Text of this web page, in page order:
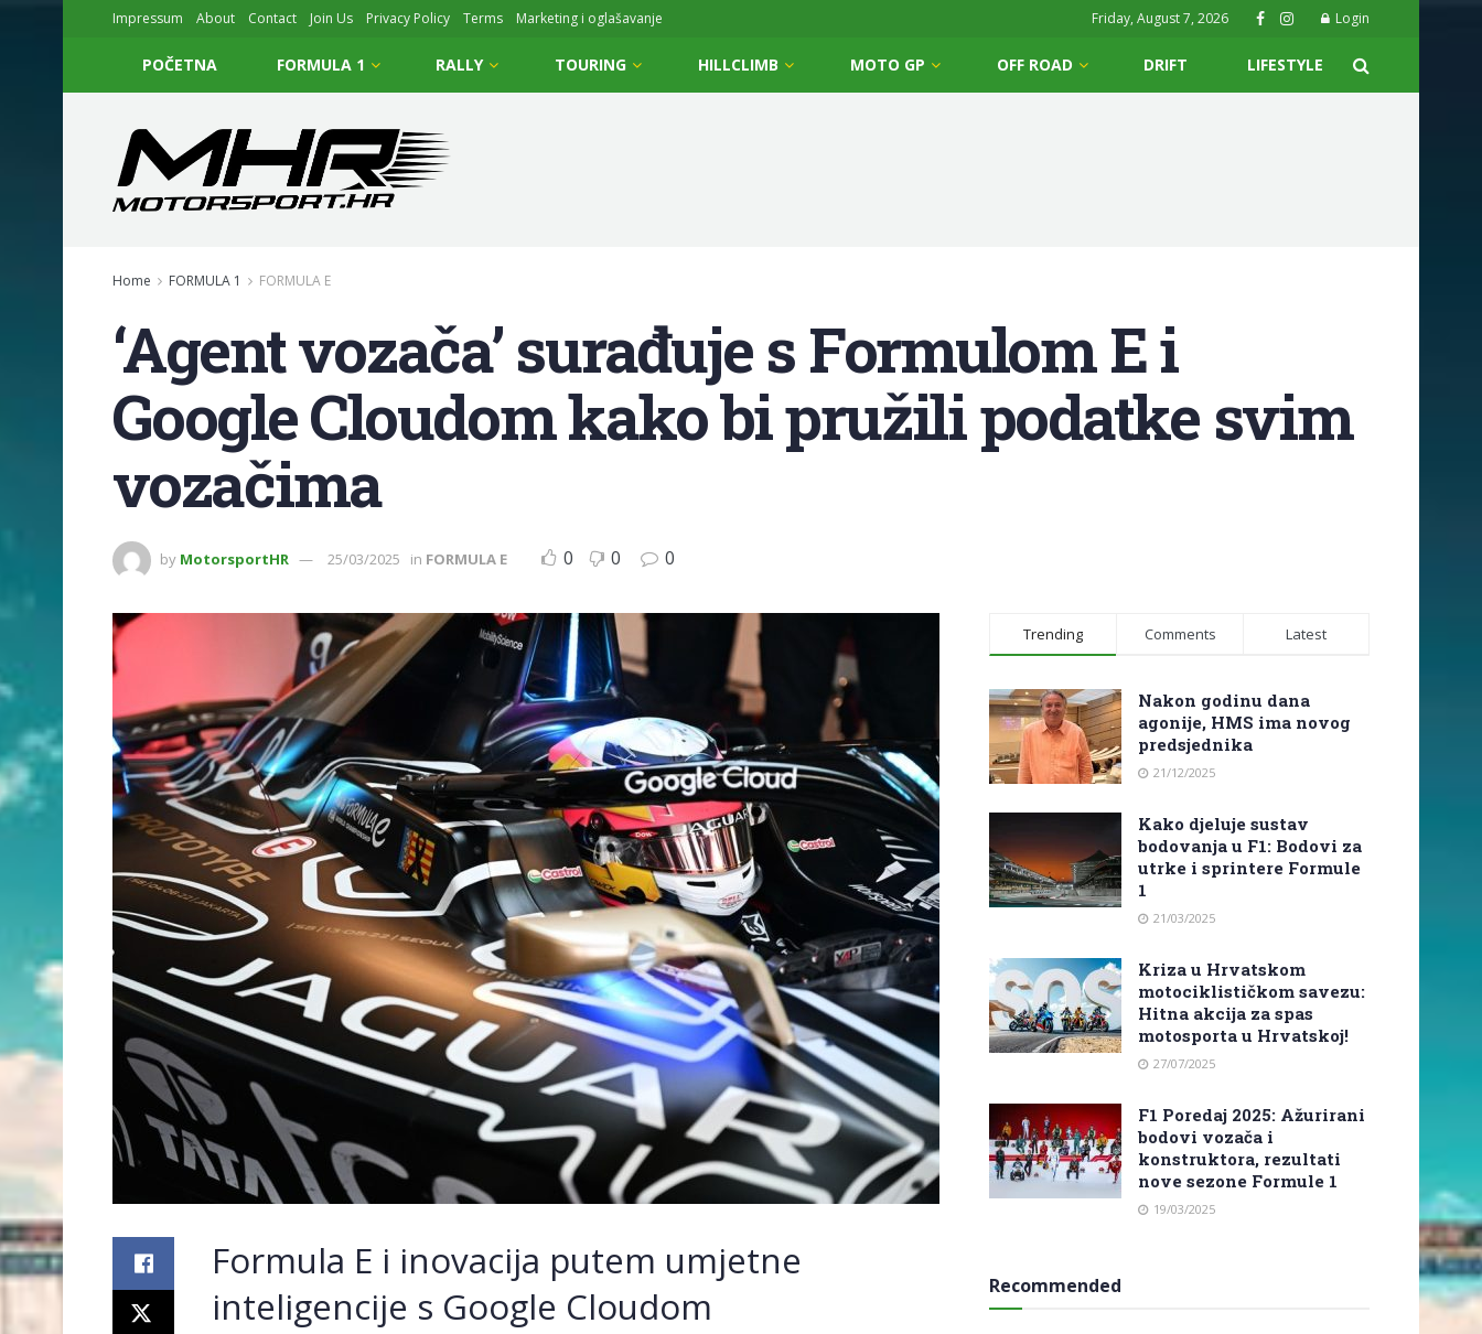
Impressum About Contact Join Us Privacy Policy Terms Marketing i oglašavanje Friday, August 7, 2026 Login
POČETNA FORMULA 1 RALLY TOURING HILLCLIMB MOTO GP OFF ROAD DRIFT LIFESTYLE
Home FORMULA 1 FORMULA E
‘Agent vozača’ surađuje s Formulom E i
Google Cloudom kako bi pružili podatke svim
vozačima
by MotorsportHR 25/03/2025 in FORMULA E 0 0 0
Formula E i inovacija putem umjetne
inteligencije s Google Cloudom
Trending Comments Latest
Nakon godinu dana
agonije, HMS ima novog
predsjednika
21/12/2025
Kako djeluje sustav
bodovanja u F1: Bodovi za
utrke i sprintere Formule
1
21/03/2025
Kriza u Hrvatskom
motociklističkom savezu:
Hitna akcija za spas
motosporta u Hrvatskoj!
27/07/2025
F1 Poredaj 2025: Ažurirani
bodovi vozača i
konstruktora, rezultati
nove sezone Formule 1
19/03/2025
Recommended